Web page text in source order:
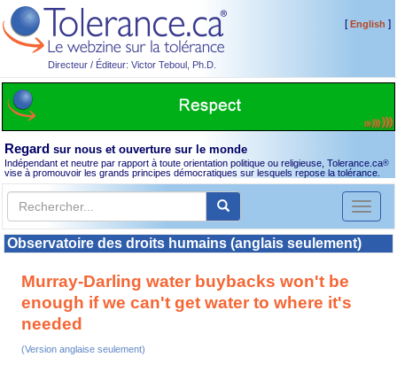
Directeur / Éditeur: Victor Teboul, Ph.D.
[English ]
Regard sur nous et ouverture sur le monde
Indépendant et neutre par rapport à toute orientation politique ou religieuse, Tolerance.ca®
vise à promouvoir les grands principes démocratiques sur lesquels repose la tolérance.
Toggle
Observatoire des droits humains (anglais seulement)
Murray-Darling water buybacks won't be
enough if we can't get water to where it's
needed
(Version anglaise seulement)